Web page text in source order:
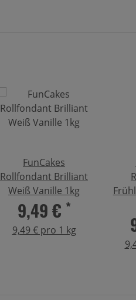
FunCakes
Rollfondant Brilliant
Weiß Vanille 1kg
9,49 € *
9,49 € pro 1 kg